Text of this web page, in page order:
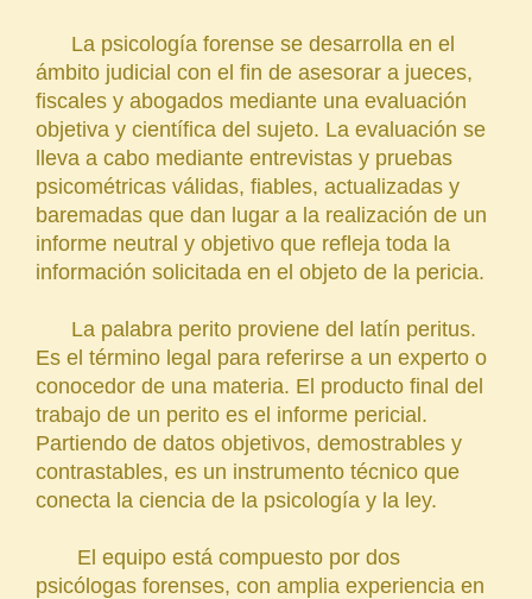
La psicología forense se desarrolla en el
ámbito judicial con el fin de asesorar a jueces,
fiscales y abogados mediante una evaluación
objetiva y científica del sujeto. La evaluación se
lleva a cabo mediante entrevistas y pruebas
psicométricas válidas, fiables, actualizadas y
baremadas que dan lugar a la realización de un
informe neutral y objetivo que refleja toda la
información solicitada en el objeto de la pericia.
La palabra perito proviene del latín peritus.
Es el término legal para referirse a un experto o
conocedor de una materia. El producto final del
trabajo de un perito es el informe pericial.
Partiendo de datos objetivos, demostrables y
contrastables, es un instrumento técnico que
conecta la ciencia de la psicología y la ley.
El equipo está compuesto por dos
psicólogas forenses, con amplia experiencia en